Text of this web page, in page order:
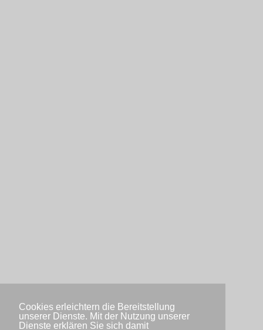
Cookies erleichtern die Bereitstellung
unserer Dienste. Mit der Nutzung unserer
Dienste erklären Sie sich damit